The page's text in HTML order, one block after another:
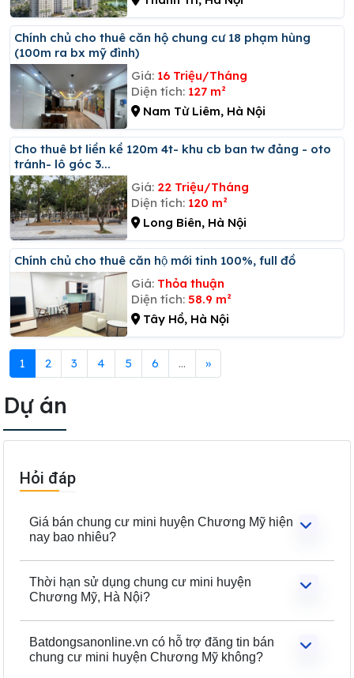
Chính chủ cho thuê căn hộ chung cư 18 phạm hùng
(100m ra bx mỹ đình)
Giá: 16 Triệu/Tháng
Diện tích: 127 m²
Nam Từ Liêm, Hà Nội
Cho thuê bt liền kề 120m 4t- khu cb ban tw đảng - oto
tránh- lô góc 3...
Giá: 22 Triệu/Tháng
Diện tích: 120 m²
Long Biên, Hà Nội
Chính chủ cho thuê căn hộ mới tinh 100%, full đồ
Giá: Thỏa thuận
Diện tích: 58.9 m²
Tây Hồ, Hà Nội
1 2 3 4 5 6 ... »
Dự án
Hỏi đáp
Giá bán chung cư mini huyện Chương Mỹ hiện
nay bao nhiêu?
Thời hạn sử dụng chung cư mini huyện
Chương Mỹ, Hà Nội?
Batdongsanonline.vn có hỗ trợ đăng tin bán
chung cư mini huyện Chương Mỹ không?